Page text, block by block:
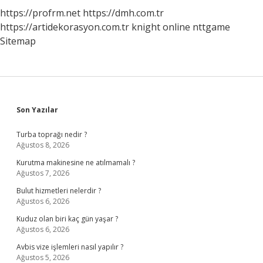
https://profrm.net https://dmh.com.tr
https://artidekorasyon.com.tr knight online nttgame
Sitemap
Sidebar
Son Yazılar
Turba toprağı nedir ?
Ağustos 8, 2026
Kurutma makinesine ne atılmamalı ?
Ağustos 7, 2026
Bulut hizmetleri nelerdir ?
Ağustos 6, 2026
Kuduz olan biri kaç gün yaşar ?
Ağustos 6, 2026
Avbis vize işlemleri nasıl yapılır ?
Ağustos 5, 2026